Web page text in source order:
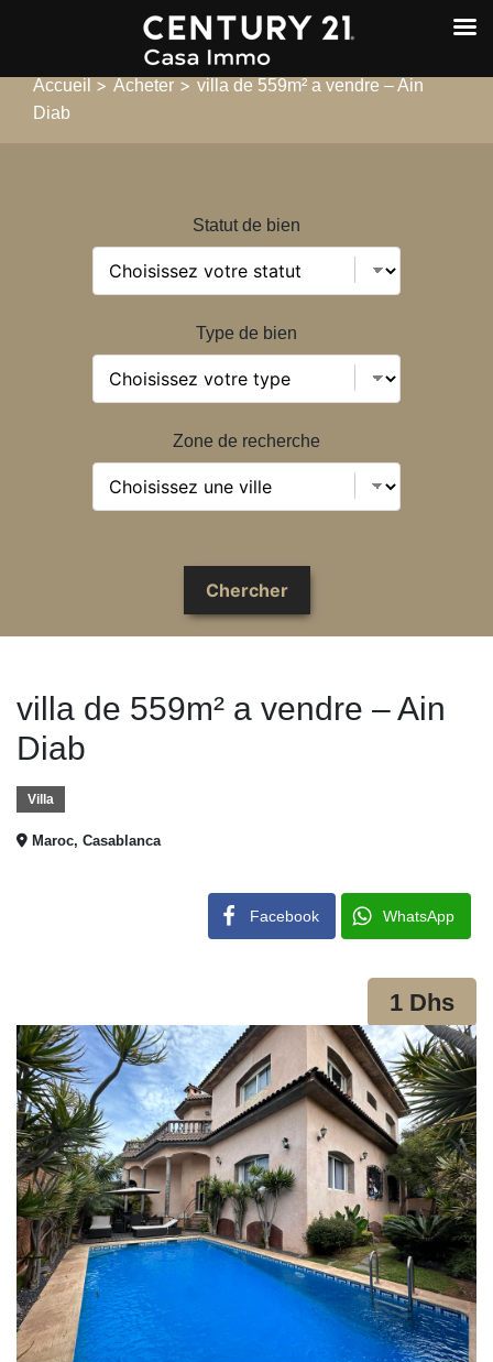
Accueil > Acheter > villa de 559m² a vendre – Ain
Diab
Statut de bien
Type de bien
Zone de recherche
villa de 559m² a vendre – Ain
Diab
Villa
Maroc, Casablanca
Facebook WhatsApp
1 Dhs